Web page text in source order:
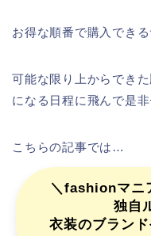
お得な順番で購入でき
可能な限り上からでき
になる日程に飛んで是
こちらの記事では…
＼fashionマニ
独自
衣装のブラン